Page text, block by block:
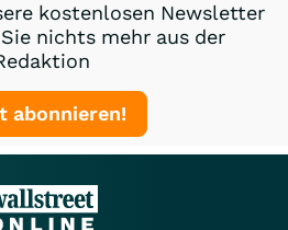
kostenlosen Newsletter
nichts mehr aus der
abonnieren!